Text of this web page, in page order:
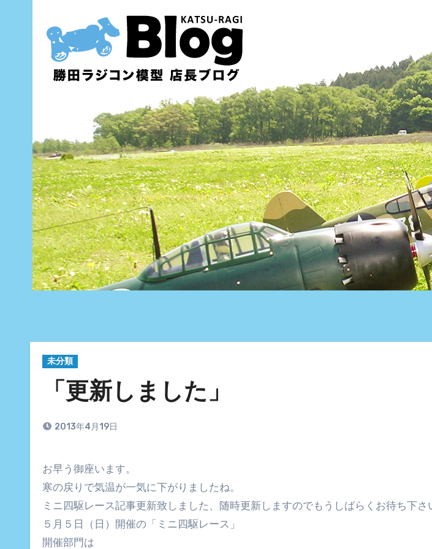
未分類
「更新しました」
2013年4月19日
お早う御座います。
寒の戻りで気温が一気に下がりましたね。
ミニ四駆レース記事更新致しました、随時更新しますのでもうしばらくお待ち下さ
５月５日（日）開催の「ミニ四駆レース」
開催部門は